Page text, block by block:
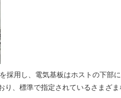
用し、電気基板はホストの下部
、標準で指定されているさまざ